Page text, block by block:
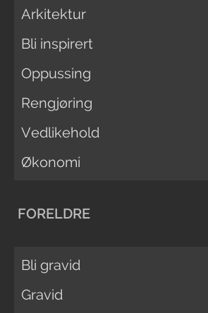
Arkitektur
Bli inspirert
Oppussing
Rengjøring
Vedlikehold
Økonomi
FORELDRE
Bli gravid
Gravid